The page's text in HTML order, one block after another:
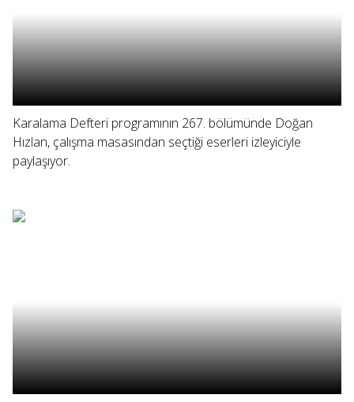
Karalama Defteri programının 267. bölümünde Doğan
Hızlan, çalışma masasından seçtiği eserleri izleyiciyle
paylaşıyor.